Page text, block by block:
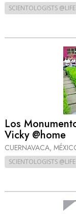
SCIENTOLOGISTS @LIFE
Los
Vicky @home
CUERNAVACA,
SCIENTOLOGISTS @LIFE